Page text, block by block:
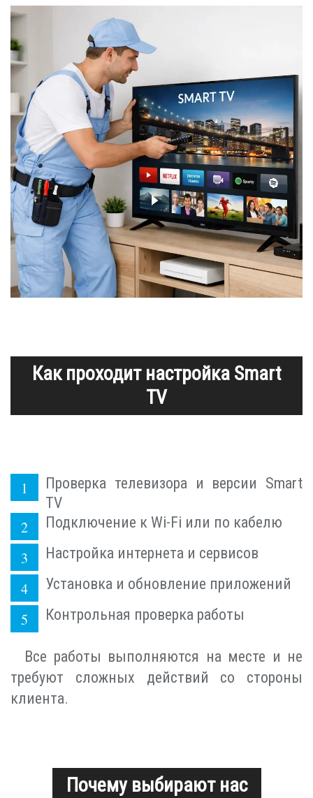
Как проходит настройка Smart
TV
Проверка телевизора и версии Smart
TV
Подключение к Wi-Fi или по кабелю
Настройка интернета и сервисов
Установка и обновление приложений
Контрольная проверка работы
Все работы выполняются на месте и не
требуют сложных действий со стороны
клиента.
Почему выбирают нас